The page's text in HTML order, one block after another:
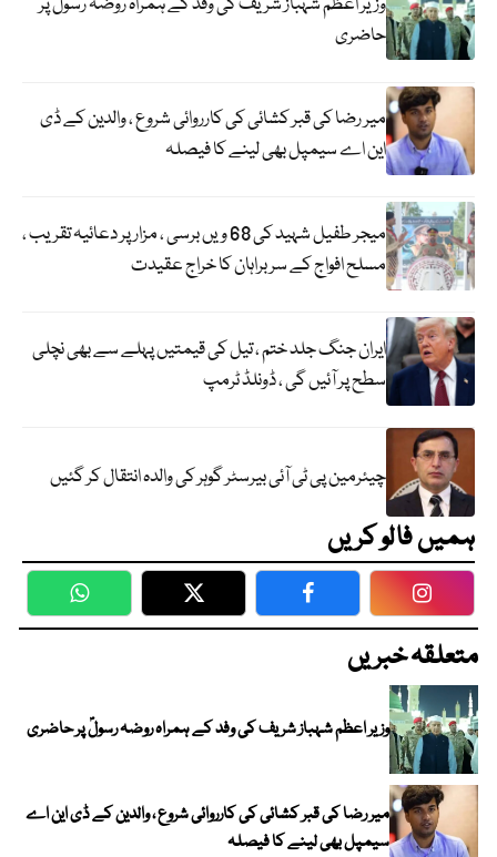
حاضری
میر رضا کی قبر کشائی کی کارروائی شروع ، والدین کے ڈی
این اے سیمپل بھی لینے کا فیصلہ
میجر طفیل شہید کی 68 ویں برسی ، مزار پر دعائیہ تقریب ،
مسلح افواج کے سربراہان کا خراج عقیدت
ایران جنگ جلد ختم ، تیل کی قیمتیں پہلے سے بھی نچلی
سطح پر آئیں گی ، ڈونلڈ ٹرمپ
چیئرمین پی ٹی آئی بیرسٹر گوہر کی والدہ انتقال کر گئیں
ہمیں فالو کریں
WhatsApp Twitter Facebook
متعلقہ خبریں
وزیر اعظم شہباز شریف کی وفد کے ہمراہ روضہ رسولؐ پر حاضری
میر رضا کی قبر کشائی کی کارروائی شروع ، والدین کے ڈی این اے
سیمپل بھی لینے کا فیصلہ